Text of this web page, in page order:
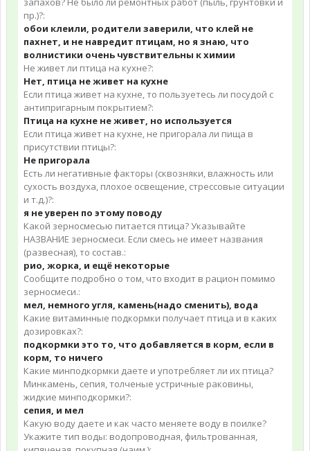
пр.)?:
обои клеили, родители заверили, что клей не
пахнет, и не навредит птицам, но я знаю, что
волнистики очень чувствительны к химии
Не живет ли птица на кухне?:
Нет, птица не живет на кухне
Если птица живет на кухне, то пользуетесь ли посудой с
антипригарным покрытием?:
Птица на кухне не живет, но используется
Если птица живет на кухне, не пригорала ли пища в
присутствии птицы?:
Не пригорала
Есть ли негативные факторы (сквозняки, влажность или
сухость воздуха, плохое освещение, стрессовые ситуации
и т.д.)?:
я не уверен по этому поводу
Какой зерносмесью питается птица? Указывайте
НАЗВАНИЕ зерносмеси. Если смесь не имеет названия
(развесная), то состав.:
рио, жорка, и ещё некоторые
Сообщите подробно о том, что входит в рацион помимо
зерносмеси.:
мел, немного угля, камень(надо сменить), вода
Какие витаминные подкормки получает птица и в каких
дозировках?:
подкормки это то, что добавляется в корм, если в
корм, то ничего
Какие минподкормки даете и употребляет ли их птица?
Минкамень, сепия, толченые устричные раковины,
жидкие минподкормки?:
сепия, и мел
Какую воду даете и как часто меняете воду в поилке?
Укажите тип воды: водопроводная, фильтрованная,